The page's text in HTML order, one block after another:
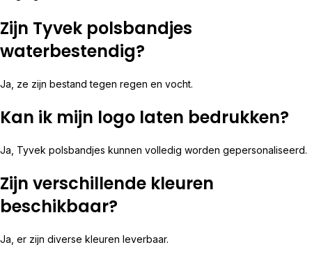
Zijn Tyvek polsbandjes
waterbestendig?
Ja, ze zijn bestand tegen regen en vocht.
Kan ik mijn logo laten bedrukken?
Ja, Tyvek polsbandjes kunnen volledig worden gepersonaliseerd.
Zijn verschillende kleuren
beschikbaar?
Ja, er zijn diverse kleuren leverbaar.